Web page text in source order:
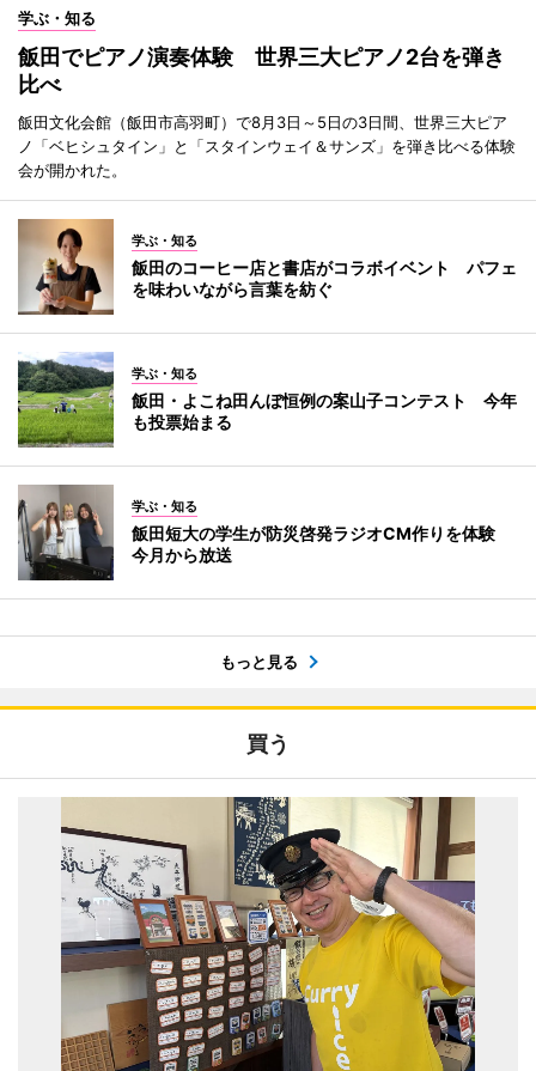
学ぶ・知る
飯田でピアノ演奏体験 世界三大ピアノ2台を弾き
比べ
飯田文化会館（飯田市高羽町）で8月3日～5日の3日間、世界三大ピア
ノ「ベヒシュタイン」と「スタインウェイ＆サンズ」を弾き比べる体験
会が開かれた。
学ぶ・知る
飯田のコーヒー店と書店がコラボイベント パフェ
を味わいながら言葉を紡ぐ
学ぶ・知る
飯田・よこね田んぼ恒例の案山子コンテスト 今年
も投票始まる
学ぶ・知る
飯田短大の学生が防災啓発ラジオCM作りを体験
今月から放送
もっと見る
買う